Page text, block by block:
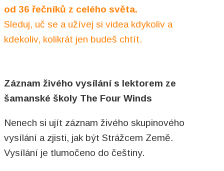
od 36 řečníků z celého světa.
Sleduj, uč se a užívej si videa kdykoliv a
kdekoliv, kolikrát jen budeš chtít.
Záznam živého vysílání s lektorem ze
šamanské školy The Four Winds
Nenech si ujít záznam živého skupinového
vysílání a zjisti, jak být Strážcem Země.
Vysílání je tlumočeno do češtiny.